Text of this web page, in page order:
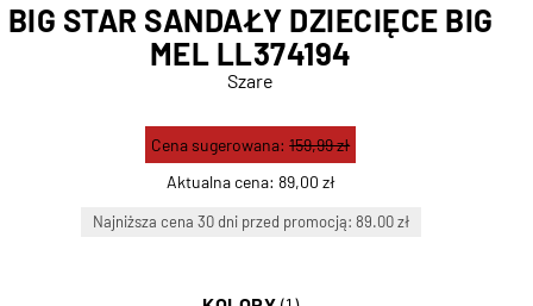
BIG STAR SANDAŁY DZIECIĘCE BIG
MEL LL374194
Szare
Aktualna cena: 89,00 zł
Cena sugerowana:159,99 zł
Najniższa cena 30 dni przed promocją: 89.00 zł